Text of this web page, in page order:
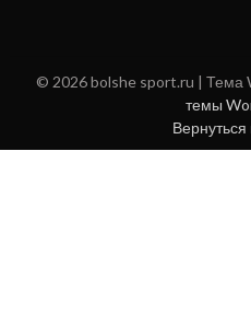
© 2026 bolshe sport.ru | Тема
темы